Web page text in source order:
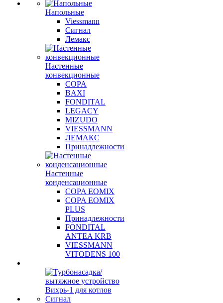
Напольные
Viessmann
Сигнал
Лемакс
Настенные
конвекционные
COPA
BAXI
FONDITAL
LEGACY
MIZUDO
VIESSMANN
ЛЕМАКС
Принадлежности
Настенные
конденсационные
COPA EOMIX
COPA EOMIX
PLUS
Принадлежности
FONDITAL
ANTEA KRB
VIESSMANN
VITODENS 100